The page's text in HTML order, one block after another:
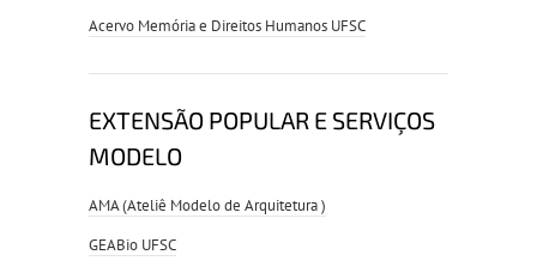
Acervo Memória e Direitos Humanos UFSC
EXTENSÃO POPULAR E SERVIÇOS
MODELO
AMA (Ateliê Modelo de Arquitetura )
GEABio UFSC